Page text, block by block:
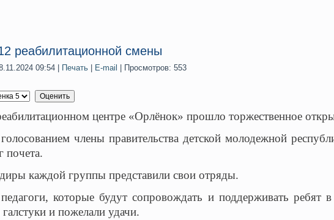
реабилитационной смены
09:54 Печать E-mail | Просмотров: 553
центре «Орлёнок» прошло торжественное
члены правительства детской молодежной
почета.
каждой группы представили свои отряды.
которые будут сопровождать и поддерживать ребят
и пожелали удачи.